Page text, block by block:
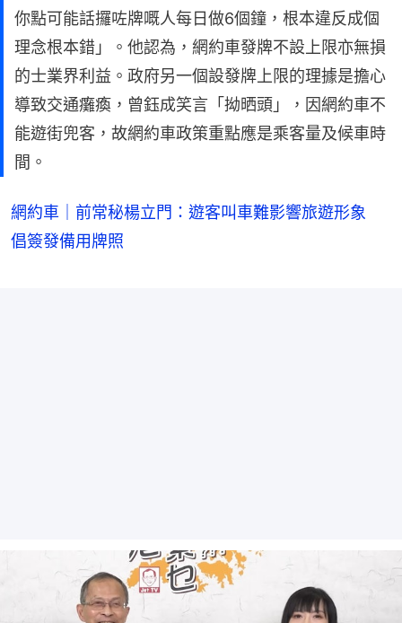
你點可能話攞咗牌嘅人每日做6個鐘，根本違反成個
理念根本錯」。他認為，網約車發牌不設上限亦無損
的士業界利益。政府另一個設發牌上限的理據是擔心
導致交通癱瘓，曾鈺成笑言「拗晒頭」，因網約車不
能遊街兜客，故網約車政策重點應是乘客量及候車時
間。
網約車｜前常秘楊立門：遊客叫車難影響旅遊形象
倡簽發備用牌照